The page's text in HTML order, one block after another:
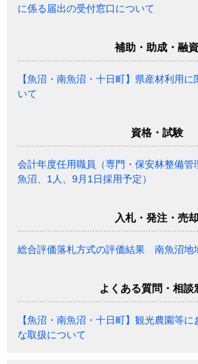
に係る届出の受付窓口について
補助・助成・融資
【魚沼・南魚沼・十日町】県産材利用
いて
資格・試験
会計年度任用職員（専門・保安林整備管
魚沼、1人、9月1日採用予定）
入札・発注・売却
総合評価落札方式の評価結果 南魚沼地
よくある質問・相談
【魚沼・南魚沼・十日町】観光農園等
な取扱について